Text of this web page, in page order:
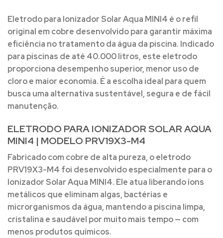
Eletrodo para Ionizador Solar Aqua MINI4 é o refil
original em cobre desenvolvido para garantir máxima
eficiência no tratamento da água da piscina. Indicado
para piscinas de até 40.000 litros, este eletrodo
proporciona desempenho superior, menor uso de
cloro e maior economia. É a escolha ideal para quem
busca uma alternativa sustentável, segura e de fácil
manutenção.
ELETRODO PARA IONIZADOR SOLAR AQUA
MINI4 | MODELO PRV19X3-M4
Fabricado com cobre de alta pureza, o eletrodo
PRV19X3-M4 foi desenvolvido especialmente para o
Ionizador Solar Aqua MINI4. Ele atua liberando íons
metálicos que eliminam algas, bactérias e
microrganismos da água, mantendo a piscina limpa,
cristalina e saudável por muito mais tempo — com
menos produtos químicos.